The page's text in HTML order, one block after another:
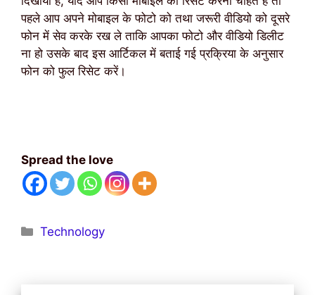
पहले आप अपने मोबाइल के फोटो को तथा जरूरी वीडियो को दूसरे
फोन में सेव करके रख ले ताकि आपका फोटो और वीडियो डिलीट
ना हो उसके बाद इस आर्टिकल में बताई गई प्रक्रिया के अनुसार
फोन को फुल रिसेट करें।
Spread the love
Categories
Technology